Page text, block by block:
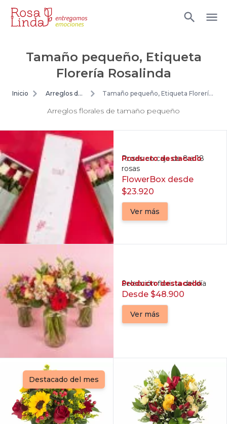
Tamaño pequeño, Etiqueta
Florería Rosalinda
Inicio
Arreglos de
Tamaño pequeño, Etiqueta Florería
Arreglos florales de tamaño pequeño
Producto destacado
Rosas en caja de 8 a 18
rosas
FlowerBox desde
$23.920
Ver más
Producto destacado
Selección florista del día
Desde $48.900
Ver más
Destacado del mes